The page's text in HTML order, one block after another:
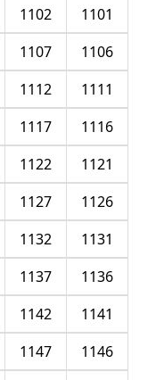
1101
1102
1106
1107
1111
1112
1116
1117
1121
1122
1126
1127
1131
1132
1136
1137
1141
1142
1146
1147